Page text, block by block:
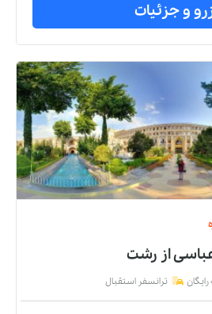
و جزئیات
از رشت
ترانسفر استقبال